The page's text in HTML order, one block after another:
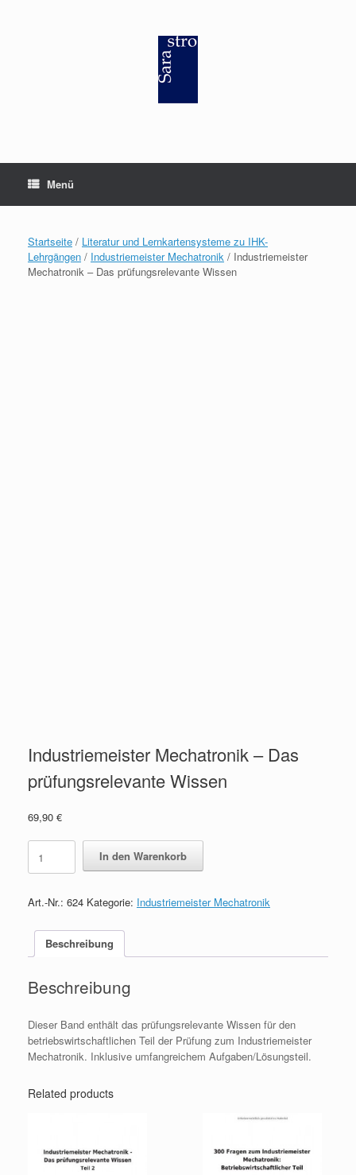
Menü
Startseite / Literatur und Lernkartensysteme zu IHK-
Lehrgängen / Industriemeister Mechatronik / Industriemeister
Mechatronik – Das prüfungsrelevante Wissen
Industriemeister Mechatronik – Das
prüfungsrelevante Wissen
69,90 €
Industriemeister
Mechatronik
-
prüfungsrelevante
quantity
In den Warenkorb
Art.-Nr.: 624 Kategorie: Industriemeister Mechatronik
Beschreibung
Beschreibung
Dieser Band enthält das prüfungsrelevante Wissen für den
betriebswirtschaftlichen Teil der Prüfung zum Industriemeister
Mechatronik. Inklusive umfangreichem Aufgaben/Lösungsteil.
Related products